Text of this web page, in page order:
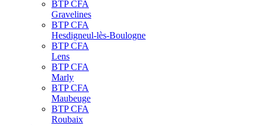
BTP CFA
Gravelines
BTP CFA
Hesdigneul-lès-Boulogne
BTP CFA
Lens
BTP CFA
Marly
BTP CFA
Maubeuge
BTP CFA
Roubaix